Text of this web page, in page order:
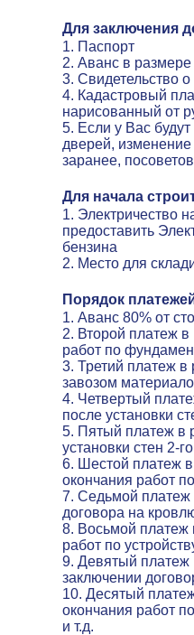
Для заключения
1. Паспорт
2. Аванс в
3. Свидетельство
4. Кадастровый
нарисованный от
5. Если у Вас
дверей, изменение
заранее,
Для начала
1. Электричество
предоставить
бензина
2. Место для
Порядок
1. Аванс 80% от
2. Второй платеж
работ по
3. Третий платеж
завозом
4. Четвертый
после установки
5. Пятый платеж в
установки стен 2-
6. Шестой платеж
окончания работ
7. Седьмой платеж
договора на
8. Восьмой платеж
работ по
9. Девятый платеж
заключении
10. Десятый
окончания работ
и т.д.